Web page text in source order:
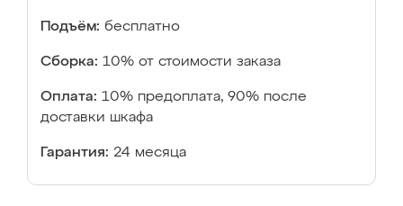
Подъём: бесплатно
Сборка: 10% от стоимости заказа
Оплата: 10% предоплата, 90% после
доставки шкафа
Гарантия: 24 месяца